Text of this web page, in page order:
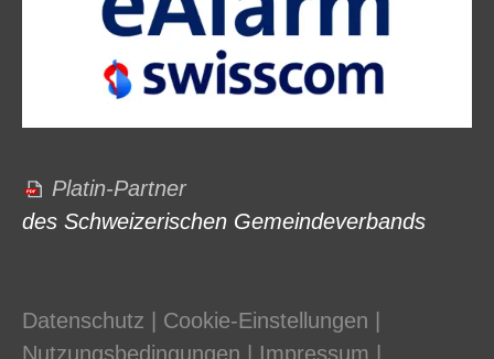
Platin-Partner
des Schweizerischen Gemeindeverbands
Datenschutz | Cookie-Einstellungen |
Nutzungsbedingungen | Impressum |